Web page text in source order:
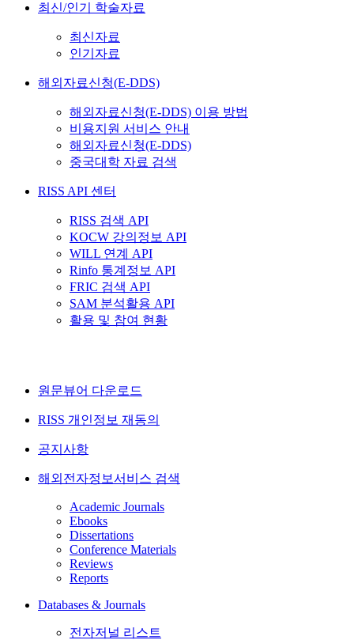
최신/인기 학술자료
최신자료
인기자료
해외자료신청(E-DDS)
해외자료신청(E-DDS) 이용 방법
비용지원 서비스 안내
해외자료신청(E-DDS)
중국대학 자료 검색
RISS API 센터
RISS 검색 API
KOCW 강의정보 API
WILL 연계 API
Rinfo 통계정보 API
FRIC 검색 API
SAM 분석활용 API
활용 및 참여 현황
원문뷰어 다운로드
RISS 개인정보 재동의
공지사항
해외전자정보서비스 검색
Academic Journals
Ebooks
Dissertations
Conference Materials
Reviews
Reports
Databases & Journals
전자저널 리스트